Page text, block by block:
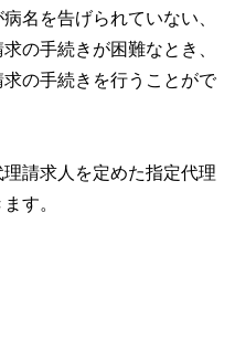
名を告げられていない、
の手続きが困難なとき、
の手続きを行うことがで
請求人を定めた指定代理
す。